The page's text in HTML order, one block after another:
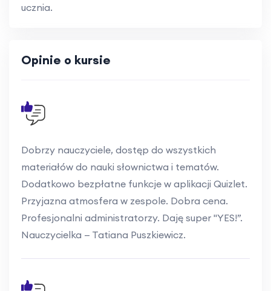
ucznia.
Opinie o kursie
Dobrzy nauczyciele, dostęp do wszystkich
materiałów do nauki słownictwa i tematów.
Dodatkowo bezpłatne funkcje w aplikacji Quizlet.
Przyjazna atmosfera w zespole. Dobra cena.
Profesjonalni administratorzy. Daję super "YES!”.
Nauczycielka — Tatiana Puszkiewicz.